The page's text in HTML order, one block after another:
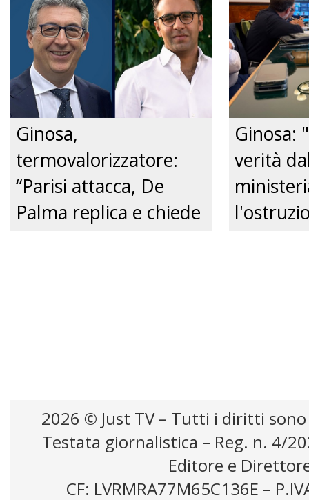
dalla
Just tv
Ginosa,
termovalorizzatore:
“Parisi attacca, De
Palma replica e chiede
Ginosa:
verità
2026 © Just TV – Tutti i diritti
Testata giornalistica – Reg. n. 4/
Editore e
CF: LVRMRA77M65C136E –